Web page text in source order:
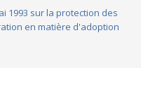
1993 sur la protection des
en matière d'adoption